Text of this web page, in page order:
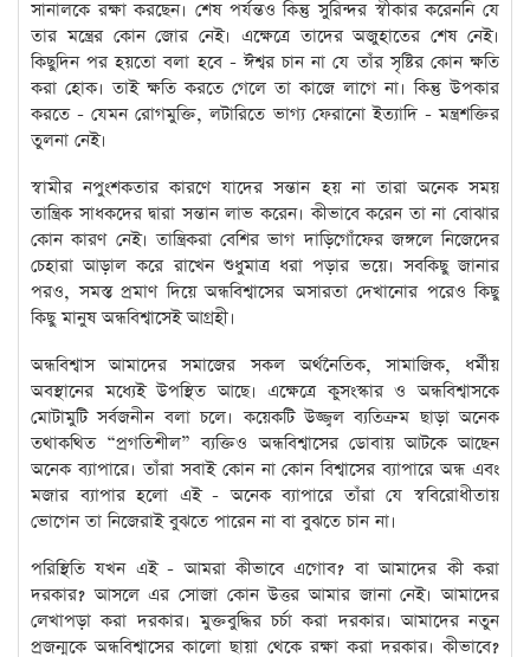
সানালকে রক্ষা করছেন। শেষ পর্যন্তও কিন্তু সুরিন্দর স্বীকার করেননি যে
তার মন্ত্রের কোন জোর নেই। এক্ষেত্রে তাদের অজুহাতের শেষ নেই।
কিছুদিন পর হয়তো বলা হবে - ঈশ্বর চান না যে তাঁর সৃষ্টির কোন ক্ষতি
করা হোক। তাই ক্ষতি করতে গেলে তা কাজে লাগে না। কিন্তু উপকার
করতে - যেমন রোগমুক্তি, লটারিতে ভাগ্য ফেরানো ইত্যাদি - মন্ত্রশক্তির
তুলনা নেই।
স্বামীর নপুংশকতার কারণে যাদের সন্তান হয় না তারা অনেক সময়
তান্ত্রিক সাধকদের দ্বারা সন্তান লাভ করেন। কীভাবে করেন তা না বোঝার
কোন কারণ নেই। তান্ত্রিকরা বেশির ভাগ দাড়িগোঁফের জঙ্গলে নিজেদের
চেহারা আড়াল করে রাখেন শুধুমাত্র ধরা পড়ার ভয়ে। সবকিছু জানার
পরও, সমস্ত প্রমাণ দিয়ে অন্ধবিশ্বাসের অসারতা দেখানোর পরেও কিছু
কিছু মানুষ অন্ধবিশ্বাসেই আগ্রহী।
অন্ধবিশ্বাস আমাদের সমাজের সকল অর্থনৈতিক, সামাজিক, ধর্মীয়
অবস্থানের মধ্যেই উপস্থিত আছে। এক্ষেত্রে কুসংস্কার ও অন্ধবিশ্বাসকে
মোটামুটি সর্বজনীন বলা চলে। কয়েকটি উজ্জ্বল ব্যতিক্রম ছাড়া অনেক
তথাকথিত “প্রগতিশীল” ব্যক্তিও অন্ধবিশ্বাসের ডোবায় আটকে আছেন
অনেক ব্যাপারে। তাঁরা সবাই কোন না কোন বিশ্বাসের ব্যাপারে অন্ধ এবং
মজার ব্যাপার হলো এই - অনেক ব্যাপারে তাঁরা যে স্ববিরোধীতায়
ভোগেন তা নিজেরাই বুঝতে পারেন না বা বুঝতে চান না।
পরিস্থিতি যখন এই - আমরা কীভাবে এগোব? বা আমাদের কী করা
দরকার? আসলে এর সোজা কোন উত্তর আমার জানা নেই। আমাদের
লেখাপড়া করা দরকার। মুক্তবুদ্ধির চর্চা করা দরকার। আমাদের নতুন
প্রজন্মকে অন্ধবিশ্বাসের কালো ছায়া থেকে রক্ষা করা দরকার। কীভাবে?